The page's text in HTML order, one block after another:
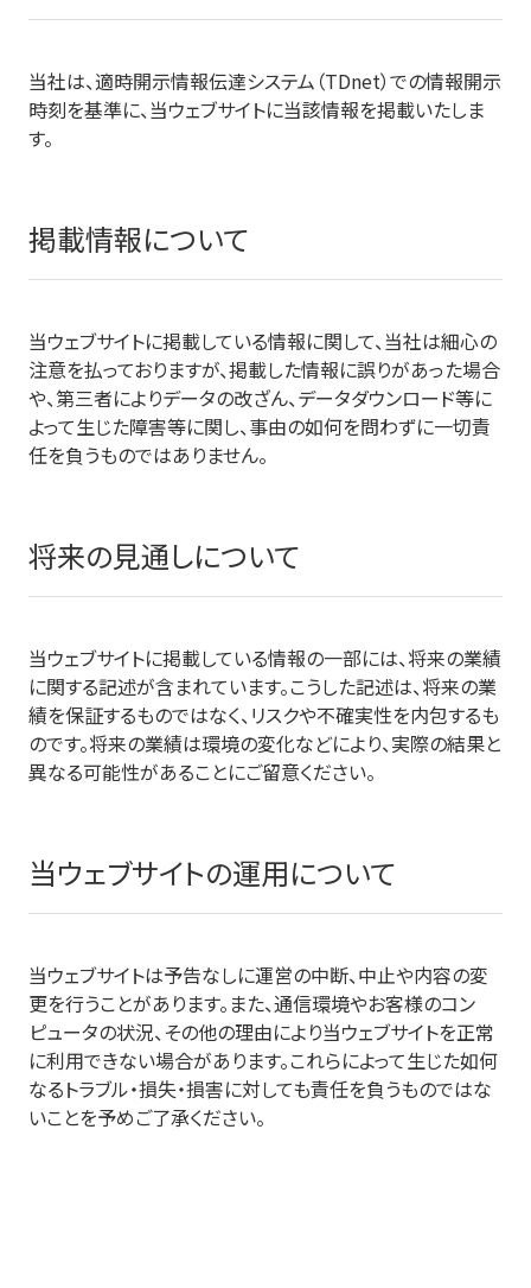
当社は、適時開示情報伝達システム（TDnet）での情報開示
時刻を基準に、当ウェブサイトに当該情報を掲載いたしま
す。
掲載情報について
当ウェブサイトに掲載している情報に関して、当社は細心の
注意を払っておりますが、掲載した情報に誤りがあった場合
や、第三者によりデータの改ざん、データダウンロード等に
よって生じた障害等に関し、事由の如何を問わずに一切責
任を負うものではありません。
将来の見通しについて
当ウェブサイトに掲載している情報の一部には、将来の業績
に関する記述が含まれています。こうした記述は、将来の業
績を保証するものではなく、リスクや不確実性を内包するも
のです。将来の業績は環境の変化などにより、実際の結果と
異なる可能性があることにご留意ください。
当ウェブサイトの運用について
当ウェブサイトは予告なしに運営の中断、中止や内容の変
更を行うことがあります。また、通信環境やお客様のコン
ピュータの状況、その他の理由により当ウェブサイトを正常
に利用できない場合があります。これらによって生じた如何
なるトラブル・損失・損害に対しても責任を負うものではな
いことを予めご了承ください。